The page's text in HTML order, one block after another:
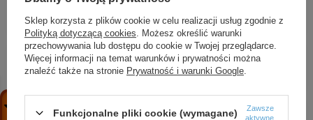
2 736,26 zł / szt.
AX Montreux Uchwyt na papier toaletowy,
Chrom
HG Ecostat Comfort Q Bateria termostatyczna do
Sklep korzysta z plików cookie w celu realizacji usług zgodnie z
Polityką dotyczącą cookies . Możesz określić warunki
przechowywania lub dostępu do cookie w Twojej przeglądarce.
Więcej informacji na temat warunków i prywatności można
znaleźć także na stronie Prywatność i warunki Google
Funkcjonalne pliki cookie (wymagane)
Zawsze
aktywne